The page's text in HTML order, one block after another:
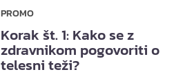
PROMO
Korak št. 1: Kako se z
zdravnikom pogovoriti o
telesni teži?